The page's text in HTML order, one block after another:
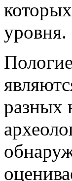
уровня.
разных